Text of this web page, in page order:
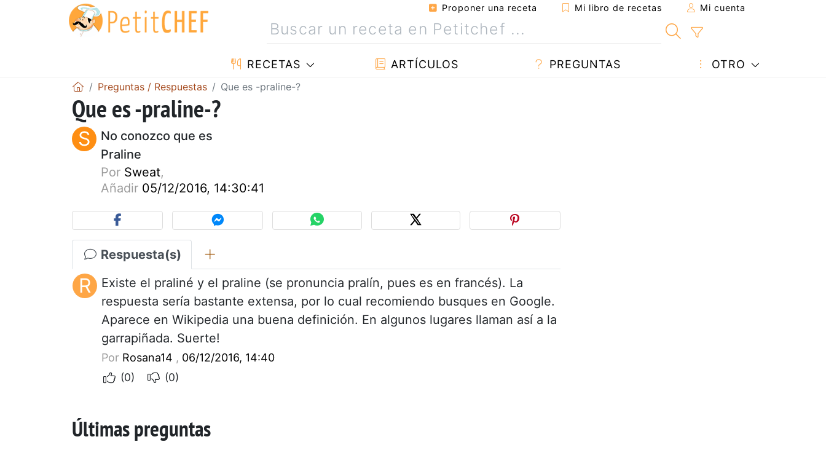
Proponer una receta Mi libro de recetas Mi cuenta
RECETAS ARTÍCULOS PREGUNTAS OTRO
Preguntas / Respuestas Que es -praline-?
Que es -praline-?
S
No conozco que es
Praline
Por Sweat,
Añadir 05/12/2016, 14:30:41
Respuesta(s)
R
Existe el praliné y el praline (se pronuncia pralín, pues es en francés). La
respuesta sería bastante extensa, por lo cual recomiendo busques en Google.
Aparece en Wikipedia una buena definición. En algunos lugares llaman así a la
garrapiñada. Suerte!
Por Rosana14 , 06/12/2016, 14:40
(0)
(0)
Últimas preguntas